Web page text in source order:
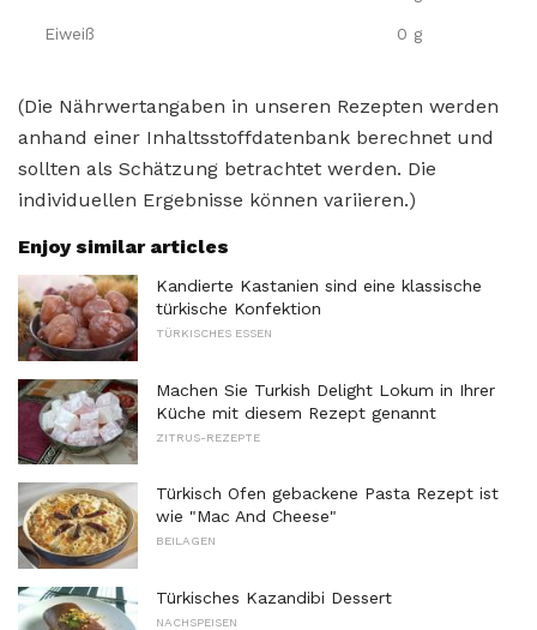
Eiweiß 0 g
(Die Nährwertangaben in unseren Rezepten werden
anhand einer Inhaltsstoffdatenbank berechnet und
sollten als Schätzung betrachtet werden. Die
individuellen Ergebnisse können variieren.)
Enjoy similar articles
Kandierte Kastanien sind eine klassische
türkische Konfektion
TÜRKISCHES ESSEN
Machen Sie Turkish Delight Lokum in Ihrer
Küche mit diesem Rezept genannt
ZITRUS-REZEPTE
Türkisch Ofen gebackene Pasta Rezept ist
wie "Mac And Cheese"
BEILAGEN
Türkisches Kazandibi Dessert
NACHSPEISEN